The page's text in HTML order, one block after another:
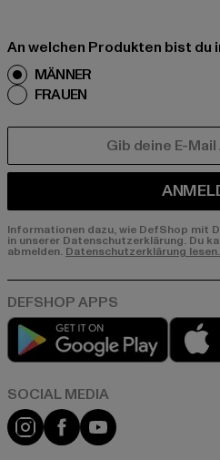
An welchen Produkten bist
MÄNNER
FRAUEN
Informationen dazu, wie DefShop mit
in unserer Datenschutzerklärung. Du
abmelden. Datenschutzerklärung lesen.
Play
Instagram
FacebookYouTube